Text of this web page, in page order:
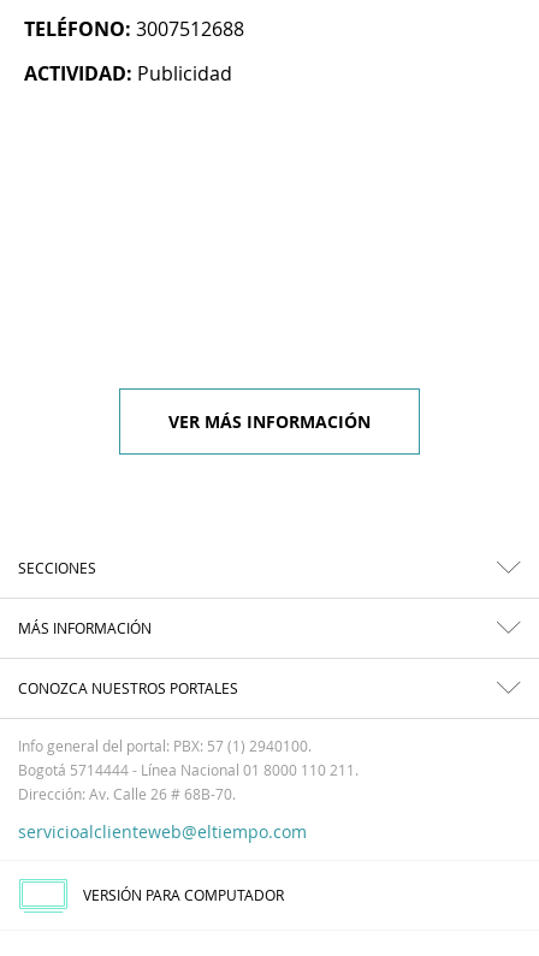
TELÉFONO: 3007512688
ACTIVIDAD: Publicidad
VER MÁS INFORMACIÓN
SECCIONES
MÁS INFORMACIÓN
CONOZCA NUESTROS PORTALES
Info general del portal: PBX: 57 (1) 2940100.
Bogotá 5714444 - Línea Nacional 01 8000 110 211.
Dirección: Av. Calle 26 # 68B-70.
servicioalclienteweb@eltiempo.com
VERSIÓN PARA COMPUTADOR